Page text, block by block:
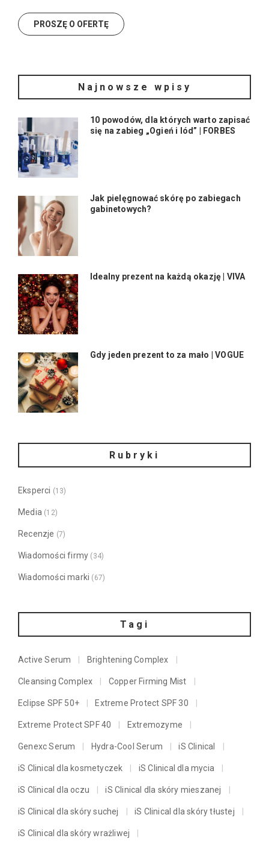
Najnowsze wpisy
10 powodów, dla których warto zapisać
się na zabieg „Ogień i lód” | FORBES
Jak pielęgnować skórę po zabiegach
gabinetowych?
Idealny prezent na każdą okazję | VIVA
Gdy jeden prezent to za mało | VOGUE
Rubryki
Eksperci (13)
Media (12)
Recenzje (7)
Wiadomości firmy (34)
Wiadomości marki (67)
Tagi
Active Serum Brightening Complex
Cleansing Complex Copper Firming Mist
Eclipse SPF 50+ Extreme Protect SPF 30
Extreme Protect SPF 40 Extremozyme
Genexc Serum Hydra-Cool Serum iS Clinical
iS Clinical dla kosmetyczek iS Clinical dla mycia
iS Clinical dla oczu iS Clinical dla skóry mieszanej
iS Clinical dla skóry suchej iS Clinical dla skóry tłustej
iS Clinical dla skóry wrażliwej